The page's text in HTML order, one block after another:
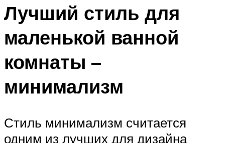
Лучший стиль для
маленькой ванной
комнаты –
минимализм
Стиль минимализм считается
одним из лучших для дизайна